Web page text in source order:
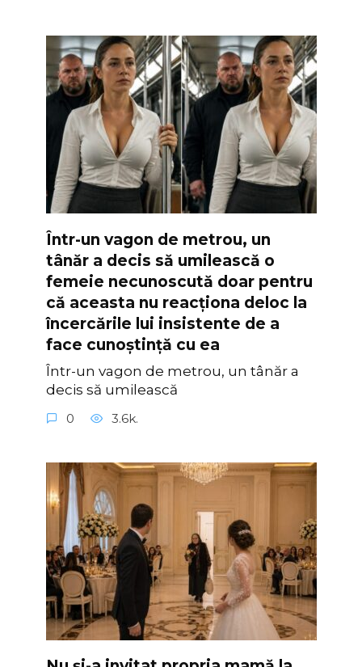
Într-un vagon de metrou, un
tânăr a decis să umilească o
femeie necunoscută doar pentru
că aceasta nu reacționa deloc la
încercările lui insistente de a
face cunoștință cu ea
Într-un vagon de metrou, un tânăr a
decis să umilească
0 3.6k.